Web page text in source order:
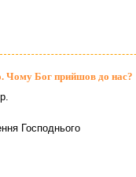
Чому Бог прийшов до нас?
Господнього